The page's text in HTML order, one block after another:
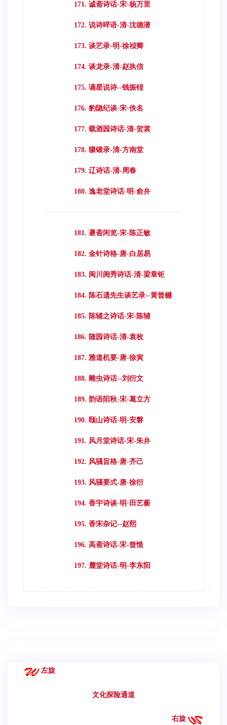
171. 诚斋诗话-宋-杨万里
172. 说诗晬语-清-沈德潜
173. 谈艺录-明-徐祯卿
174. 谈龙录-清-赵执信
175. 谪星说诗--钱振锽
176. 豹隐纪谈-宋-佚名
177. 载酒园诗话-清-贺裳
178. 辍锻录-清-方南堂
179. 辽诗话-清-周春
180. 逸老堂诗话-明-俞弁
181. 遯斋闲览-宋-陈正敏
182. 金针诗格-唐-白居易
183. 闽川闺秀诗话-清-梁章钜
184. 陈石遗先生谈艺录--黄曾樾
185. 陈辅之诗话-宋-陈辅
186. 随园诗话-清-袁枚
187. 雅道机要-唐-徐寅
188. 雕虫诗话--刘衍文
189. 韵语阳秋-宋-葛立方
190. 颐山诗话-明-安磐
191. 风月堂诗话-宋-朱弁
192. 风骚旨格-唐-齐己
193. 风骚要式-唐-徐衍
194. 香宇诗谈-明-田艺蘅
195. 香宋杂记--赵熙
196. 高斋诗话-宋-曾慥
197. 麓堂诗话-明-李东阳
左旋
文化探险通道
右旋